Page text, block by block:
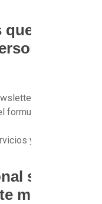
esta
formulario de
y/o productos
se
manera: